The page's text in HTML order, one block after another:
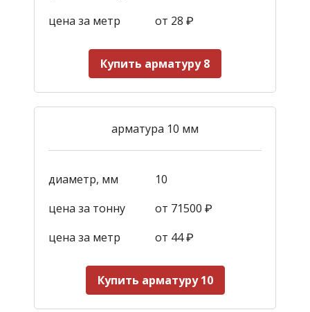
цена за метр
от 28 ₽
Купить арматуру 8
арматура 10 мм
диаметр, мм
10
цена за тонну
от 71500 ₽
цена за метр
от 44₽
Купить арматуру 10